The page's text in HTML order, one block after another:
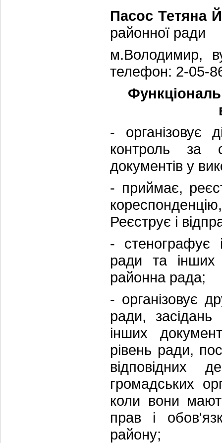
Пасос Тетяна
районної ради
м.Володимир,
телефон: 2-05-
- організовує
контроль за
документів у
- приймає,
Реєструє і
- стенографує
ради та інших
районна рада;
- організовує
ради, засідань
інших
рівень ради,
відповідних
громадських
коли вони
прав і
району;